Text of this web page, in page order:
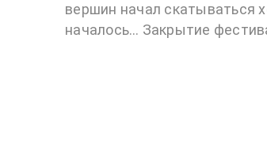
вершин начал скатываться
началось… Закрытие